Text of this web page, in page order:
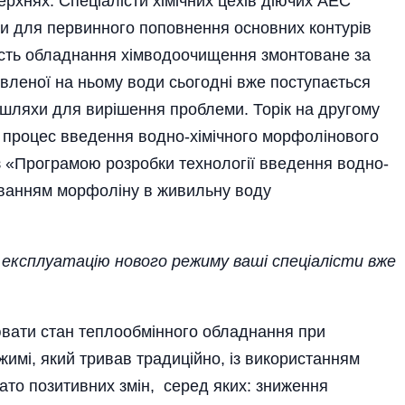
для первинного поповнення основних контурів
обладнання хімводоочищення змонтоване за
на ньому води сьогодні вже поступається
для вирішення проблеми. Торік на другому
введення водно-хімічного морфолінового
розробки технології введення водно-
морфоліну в живильну воду
нового режиму ваші спеціалісти вже
стан теплообмінного обладнання при
який тривав традиційно, із використанням
позитивних змін, серед яких: зниження